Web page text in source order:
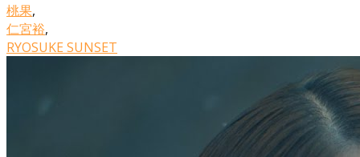
桃果,
仁宮裕,
RYOSUKE SUNSET